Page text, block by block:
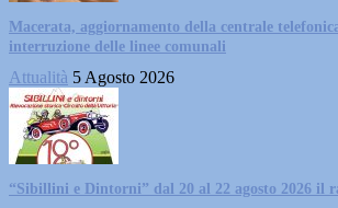
Macerata, aggiornamento della centrale
interruzione delle linee comunali
Attualità 5 Agosto 2026
“Sibillini e Dintorni” dal 20 al 22 agosto 2026 il